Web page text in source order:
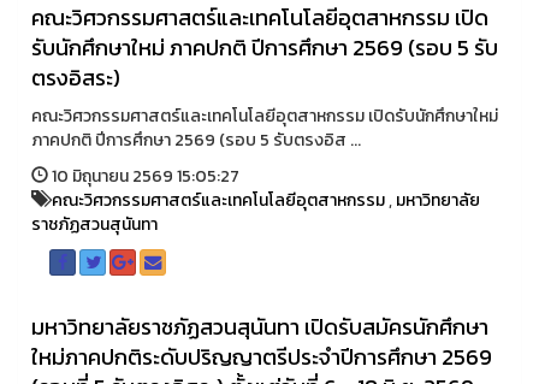
คณะวิศวกรรมศาสตร์และเทคโนโลยีอุตสาหกรรม เปิด
รับนักศึกษาใหม่ ภาคปกติ ปีการศึกษา 2569 (รอบ 5 รับ
ตรงอิสระ)
คณะวิศวกรรมศาสตร์และเทคโนโลยีอุตสาหกรรม เปิดรับนักศึกษาใหม่
ภาคปกติ ปีการศึกษา 2569 (รอบ 5 รับตรงอิส ...
10 มิถุนายน 2569 15:05:27
คณะวิศวกรรมศาสตร์และเทคโนโลยีอุตสาหกรรม,มหาวิทยาลัย
ราชภัฏสวนสุนันทา
มหาวิทยาลัยราชภัฏสวนสุนันทา เปิดรับสมัครนักศึกษา
ใหม่ภาคปกติระดับปริญญาตรีประจำปีการศึกษา 2569